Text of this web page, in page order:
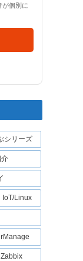
が個別に
シリーズ
IoT/Linux
Zabbix